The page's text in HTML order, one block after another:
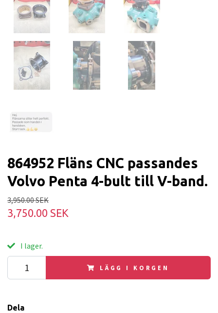
864952 Fläns CNC passandes
Volvo Penta 4-bult till V-band.
3,950.00 SEK
3,750.00 SEK
I lager.
LÄGG I KORGEN
Dela